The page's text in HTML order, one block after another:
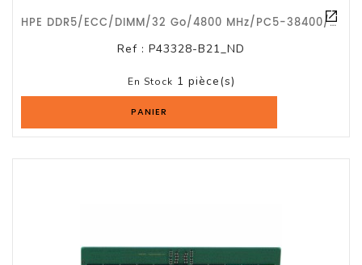
HPE DDR5/ECC/DIMM/32 Go/4800 MHz/PC5-38400/CL40/G1a
Ref : P43328-B21_ND
En Stock 1 pièce(s)
PANIER